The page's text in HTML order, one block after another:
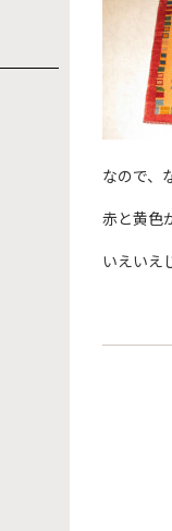
なので、
赤と黄色
いえいえ